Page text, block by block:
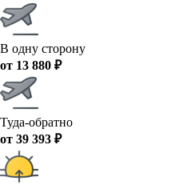
В одну сторону
от 13 880 ₽
Туда-обратно
от 39 393 ₽